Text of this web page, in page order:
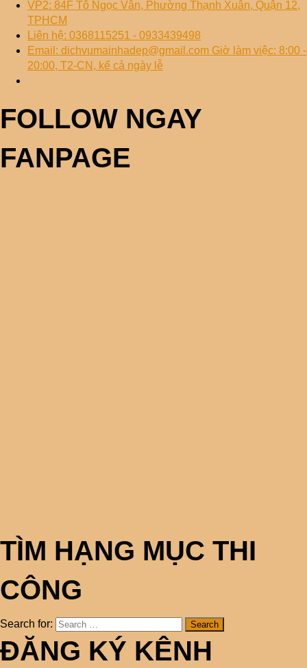
VP2: 84F Tô Ngọc Vân, Phường Thạnh Xuân, Quận 12,
TPHCM
Liên hệ: 0368115251 - 0933439498
Email: dichvumainhadep@gmail.com Giờ làm việc: 8:00 -
20:00, T2-CN, kể cả ngày lễ
FOLLOW NGAY
FANPAGE
TÌM HẠNG MỤC THI
CÔNG
Search for:
ĐĂNG KÝ KÊNH